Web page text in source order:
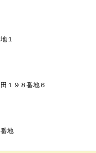
１
１９８番地６
地